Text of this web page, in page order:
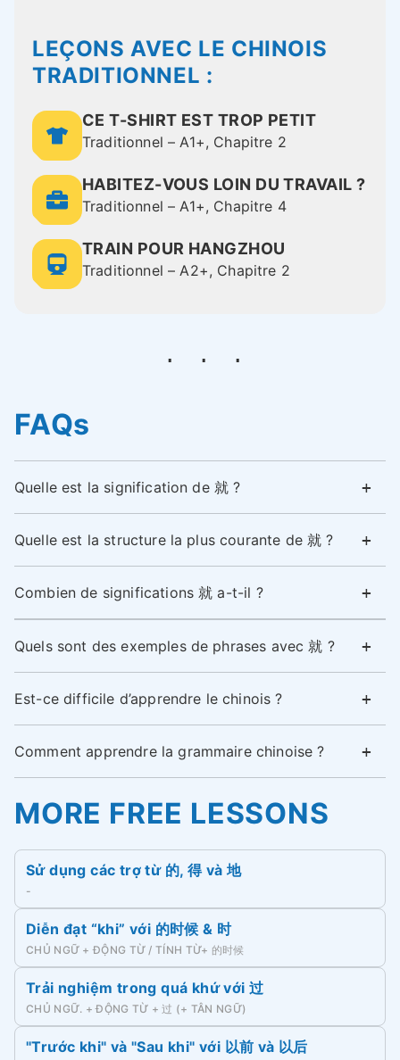
LEÇONS AVEC LE CHINOIS
TRADITIONNEL :
CE T-SHIRT EST TROP PETIT
Traditionnel – A1+, Chapitre 2
HABITEZ-VOUS LOIN DU TRAVAIL ?
Traditionnel – A1+, Chapitre 4
TRAIN POUR HANGZHOU
Traditionnel – A2+, Chapitre 2
FAQs
Quelle est la signification de 就 ?
Quelle est la structure la plus courante de 就 ?
Combien de significations 就 a-t-il ?
Quels sont des exemples de phrases avec 就 ?
Est-ce difficile d’apprendre le chinois ?
Comment apprendre la grammaire chinoise ?
MORE FREE LESSONS
Sử dụng các trợ từ 的, 得 và 地
-
Diễn đạt “khi” với 的时候 & 时
CHỦ NGỮ + ĐỘNG TỪ / TÍNH TỪ+ 的时候
Trải nghiệm trong quá khứ với 过
CHỦ NGỮ. + ĐỘNG TỪ + 过 (+ TÂN NGỮ)
"Trước khi" và "Sau khi" với 以前 và 以后